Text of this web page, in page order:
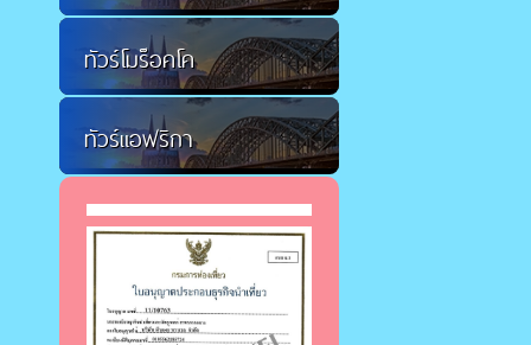
ทัวร์โมร็อคโค
ทัวร์แอฟริกา